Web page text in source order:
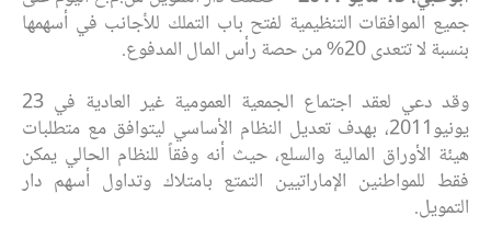
جميع الموافقات ‏التنظيمية لفتح باب التملك‎ ‎للأجانب في أسهمها
‏بنسبة لا تتعدى 20% من حصة رأس المال ‏المدفوع.‏
وقد دعي لعقد اجتماع الجمعية العمومية غير العادية في 23
يونيو2011، بهدف تعديل ‏النظام الأساسي ليتوافق مع متطلبات
هيئة الأوراق المالية والسلع، حيث أنه وفقاً للنظام ‏الحالي يمكن
فقط للمواطنين الإماراتيين التمتع بامتلاك وتداول أسهم دار
التمويل.‏